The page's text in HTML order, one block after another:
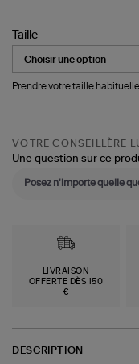
Athl.
Logo
Black
Taille
Prendre votre taille
VOTRE CONSEILLÈRE
Une question sur ce
LIVRAISON
OFFERTE DÈS 150
€
DESCRIPTION